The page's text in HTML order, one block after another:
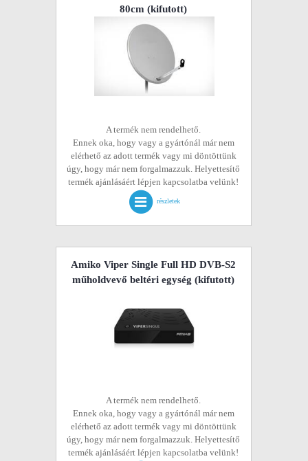
80cm (kifutott)
A termék nem rendelhető.
Ennek oka, hogy vagy a gyártónál már nem
elérhető az adott termék vagy mi döntöttünk
úgy, hogy már nem forgalmazzuk. Helyettesítő
termék ajánlásáért lépjen kapcsolatba velünk!
részletek
Amiko Viper Single Full HD DVB-S2
műholdvevő beltéri egység (kifutott)
A termék nem rendelhető.
Ennek oka, hogy vagy a gyártónál már nem
elérhető az adott termék vagy mi döntöttünk
úgy, hogy már nem forgalmazzuk. Helyettesítő
termék ajánlásáért lépjen kapcsolatba velünk!